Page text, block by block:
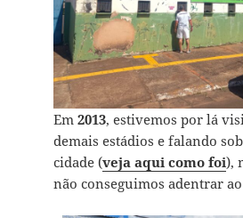
Em 2013, estivemos por lá
demais estádios e falando
cidade (veja aqui como foi),
não conseguimos adentrar